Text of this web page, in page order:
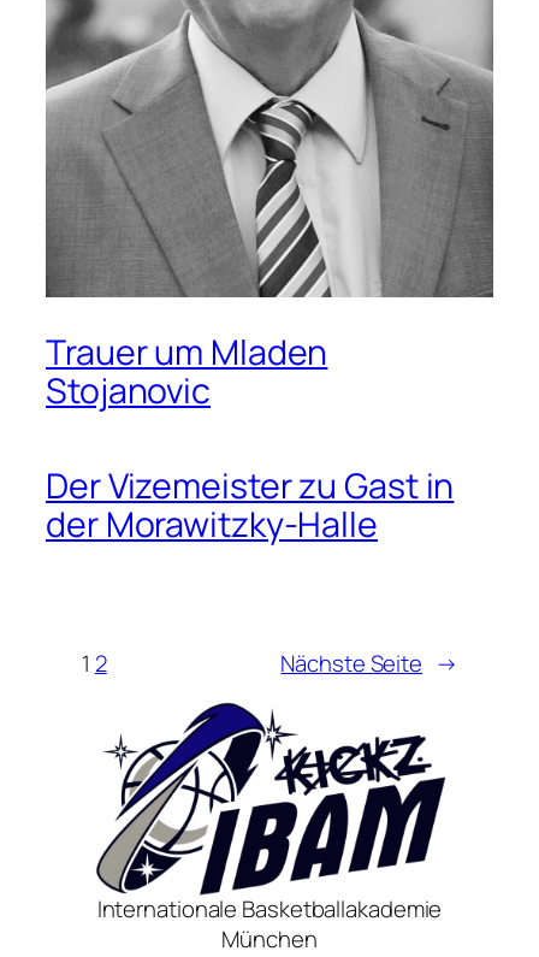
Trauer um Mladen
Stojanovic
Der Vizemeister zu Gast in
der Morawitzky-Halle
1 2 Nächste Seite →
Internationale Basketballakademie
München